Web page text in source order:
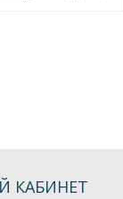
КАБИНЕТ